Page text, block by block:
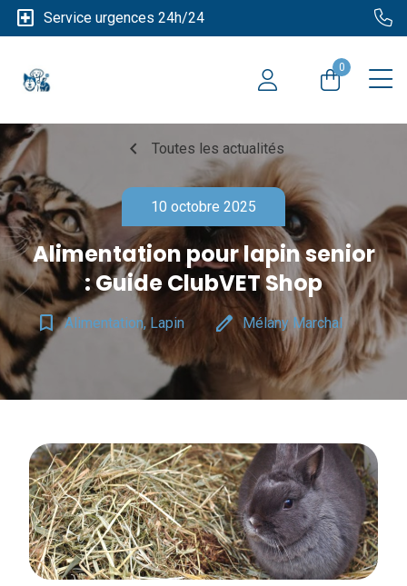
local_hospital Service urgences 24h/24
0
chevron_left Toutes les actualités
10 octobre 2025
Alimentation pour lapin senior
: Guide ClubVET Shop
bookmark_border Alimentation, Lapin edit Mélany Marchal